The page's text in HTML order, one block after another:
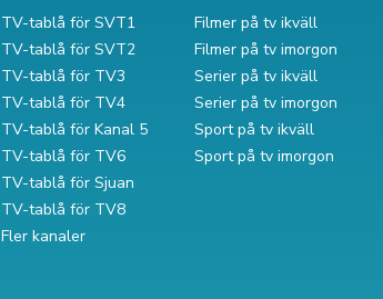
TV-tablå för SVT1
TV-tablå för SVT2
TV-tablå för TV3
TV-tablå för TV4
TV-tablå för Kanal 5
TV-tablå för TV6
TV-tablå för Sjuan
TV-tablå för TV8
Fler kanaler
Filmer på tv ikväll
Filmer på tv imorgon
Serier på tv ikväll
Serier på tv imorgon
Sport på tv ikväll
Sport på tv imorgon